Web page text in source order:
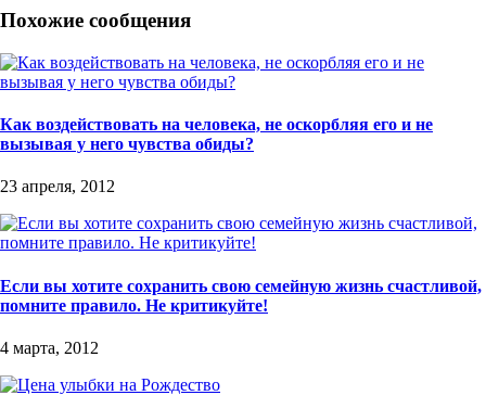
Похожие сообщения
Как воздействовать на человека, не оскорбляя его и не
вызывая у него чувства обиды?
23 апреля, 2012
Если вы хотите сохранить свою семейную жизнь счастливой,
помните правило. Не критикуйте!
4 марта, 2012